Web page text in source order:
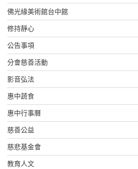
佛光緣美術館台中館
修持靜心
公告事項
分會慈善活動
影音弘法
惠中蔬食
惠中行事曆
慈善公益
慈悲基金會
教育人文